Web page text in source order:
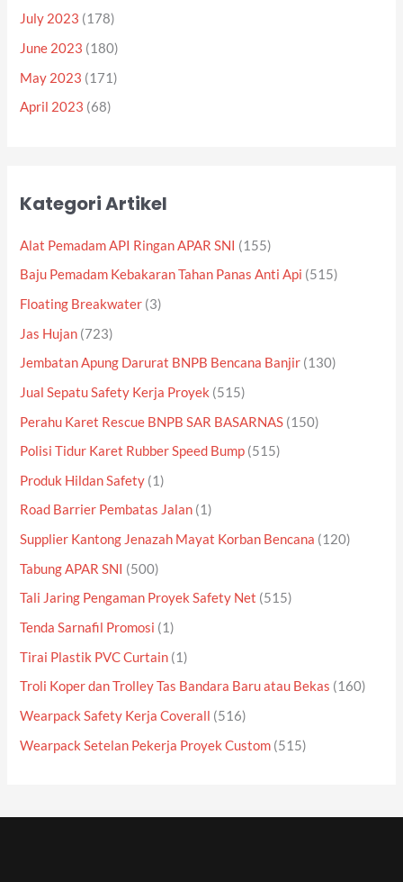
July 2023 (178)
June 2023 (180)
May 2023 (171)
April 2023 (68)
Kategori Artikel
Alat Pemadam API Ringan APAR SNI (155)
Baju Pemadam Kebakaran Tahan Panas Anti Api (515)
Floating Breakwater (3)
Jas Hujan (723)
Jembatan Apung Darurat BNPB Bencana Banjir (130)
Jual Sepatu Safety Kerja Proyek (515)
Perahu Karet Rescue BNPB SAR BASARNAS (150)
Polisi Tidur Karet Rubber Speed Bump (515)
Produk Hildan Safety (1)
Road Barrier Pembatas Jalan (1)
Supplier Kantong Jenazah Mayat Korban Bencana (120)
Tabung APAR SNI (500)
Tali Jaring Pengaman Proyek Safety Net (515)
Tenda Sarnafil Promosi (1)
Tirai Plastik PVC Curtain (1)
Troli Koper dan Trolley Tas Bandara Baru atau Bekas (160)
Wearpack Safety Kerja Coverall (516)
Wearpack Setelan Pekerja Proyek Custom (515)